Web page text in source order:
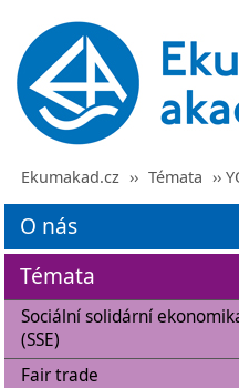
Ekumakad.cz ›› Témata ››
O nás
Témata
Sociální solidární
(SSE)
Fair trade